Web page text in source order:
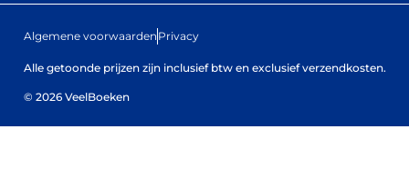
Algemene voorwaarden Privacy
Alle getoonde prijzen zijn inclusief btw en exclusief verzendkosten.
© 2026 VeelBoeken